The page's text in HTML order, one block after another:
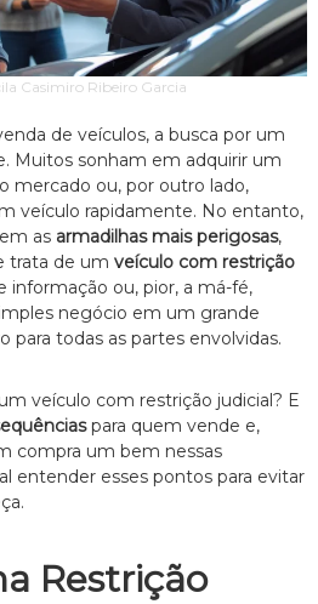
c
i
a
d
v
o
c
a
c
i
a
ã
P
a
o
e
s
p
e
c
a
l
i
d
o
e
m
i
Casimiro Ribeiro Garcia
de veículos, a busca por um
Muitos sonham em adquirir um
mercado ou, por outro lado,
veículo rapidamente. No entanto,
as armadilhas mais perigosas,
trata de um veículo com restrição
informação ou, pior, a má-fé,
negócio em um grande
para todas as partes envolvidas.
veículo com restrição judicial? E
para quem vende e,
compra um bem nessas
entender esses pontos para evitar
Restrição